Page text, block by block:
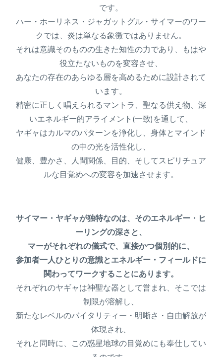
です。
ハー・ホーリネス・ジャガットグル・サイマーのワー
クでは、炎は単なる象徴ではありません。
それは意識そのものの生きた知性の力であり、もはや
役立たないものを変容させ、
あなたの存在のあらゆる層を高めるために設計されて
います。
精密に正しく唱えられるマントラ、聖なる供え物、深
いエネルギー的アライメント(一致)を通して、
ヤギャはカルマのパターンを浄化し、身体とマインド
の中の光を活性化し、
健康、豊かさ、人間関係、目的、そしてスピリチュア
ルな目覚めへの変容を加速させます。
サイマー・ヤギャが独特なのは、そのエネルギー・ヒ
ーリングの深さと、
マーがそれぞれの儀式で、直接かつ個別的に、
参加者一人ひとりの意識とエネルギー・フィールドに
関わってワークすることにあります。
それぞれのヤギャは神聖な器として営まれ、そこでは
制限が溶解し、
新たなレベルのバイタリティー・明晰さ・自由解放が
体現され、
それと同時に、この惑星地球の目覚めにも奉仕してい